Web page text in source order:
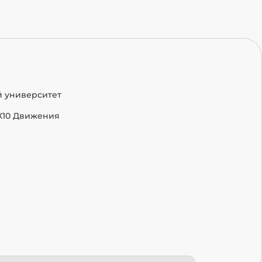
университет
Движения